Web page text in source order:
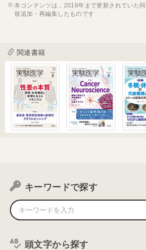
本コンテンツは，2018年まで更新されていた
規追加・再編集したものです
関連書籍
キーワードで探す
頭文字から探す